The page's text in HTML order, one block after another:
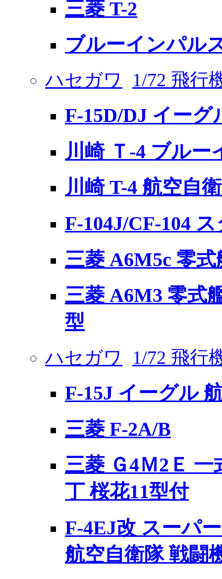
三菱 T-2
ブルーインパル
ハセガワ 1/72 飛行
F-15D/DJ イーグ
川崎 Ｔ-4 ブルー
川崎 T-4 航空自
F-104J/CF-104
三菱 A6M5c 零
三菱 A6M3 零式
型
ハセガワ 1/72 飛行
F-15J イーグル
三菱 F-2A/B
三菱 Ｇ4Ｍ2Ｅ 一
丁 桜花11型付
F-4EJ改 スーパ
航空自衛隊 戦闘